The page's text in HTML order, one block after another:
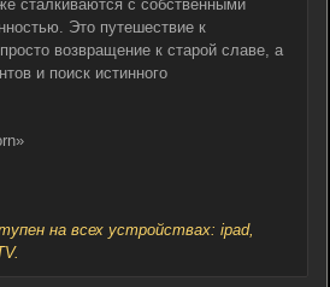
сталкиваются с собственными
Это путешествие к
возвращение к старой славе, а
и поиск истинного
на всех устройствах: ipad,